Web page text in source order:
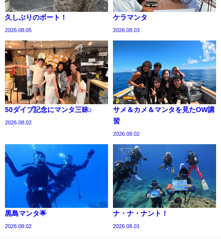
久しぶりのボート！
2026.08.05
ケラマンタ
2026.08.03
50ダイブ記念にマンタ三昧♪
2026.08.02
サメ＆カメ＆マンタを見たOW講
習
2026.08.02
黒島マンタ🌟
2026.08.02
ナ・ナ・ナント！
2026.08.01